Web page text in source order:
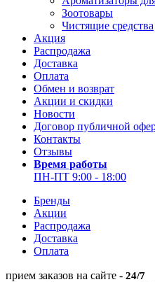
Зоотовары
Чистящие средства
Акция
Распродажа
Доставка
Оплата
Обмен и возврат
Акции и скидки
Новости
Договор публичной
Контакты
Отзывы
Время работы
ПН-ПТ 9:00 - 18:00
Бренды
Акции
Распродажа
Доставка
Оплата
прием заказов на сайте - 24/7